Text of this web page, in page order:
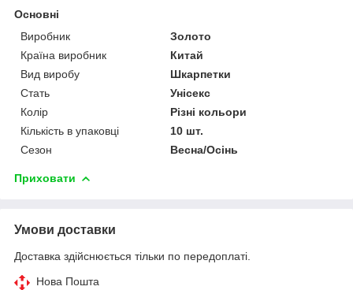
Основні
Виробник
Золото
Країна виробник
Китай
Вид виробу
Шкарпетки
Стать
Унісекс
Колір
Різні кольори
Кількість в упаковці
10 шт.
Сезон
Весна/Осінь
Приховати
Умови доставки
Доставка здійснюється тільки по передоплаті.
Нова Пошта